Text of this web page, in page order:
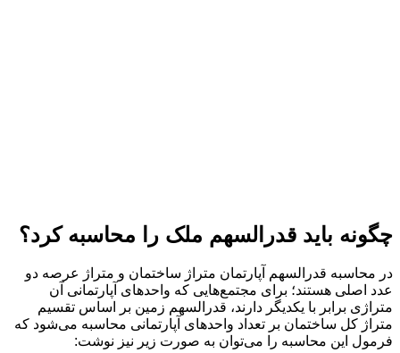
چگونه باید قدرالسهم ملک را محاسبه کرد؟
در محاسبه قدرالسهم آپارتمان متراژ ساختمان‌ و متراژ عرصه دو
عدد اصلی هستند؛ برای مجتمع‌هایی که واحدهای آپارتمانی آن
متراژی برابر با یکدیگر دارند، قدرالسهم زمین بر اساس تقسیم
متراژ کل ساختمان بر تعداد واحدهای آپارتمانی محاسبه می‌شود که
فرمول این محاسبه را می‌توان به صورت زیر نیز نوشت: